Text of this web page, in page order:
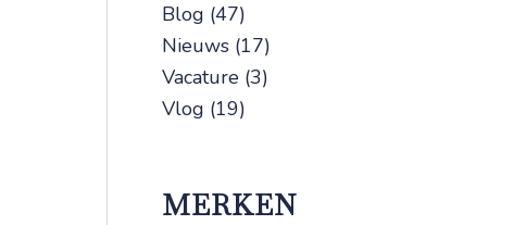
Blog (47)
Nieuws (17)
Vacature (3)
Vlog (19)
MERKEN